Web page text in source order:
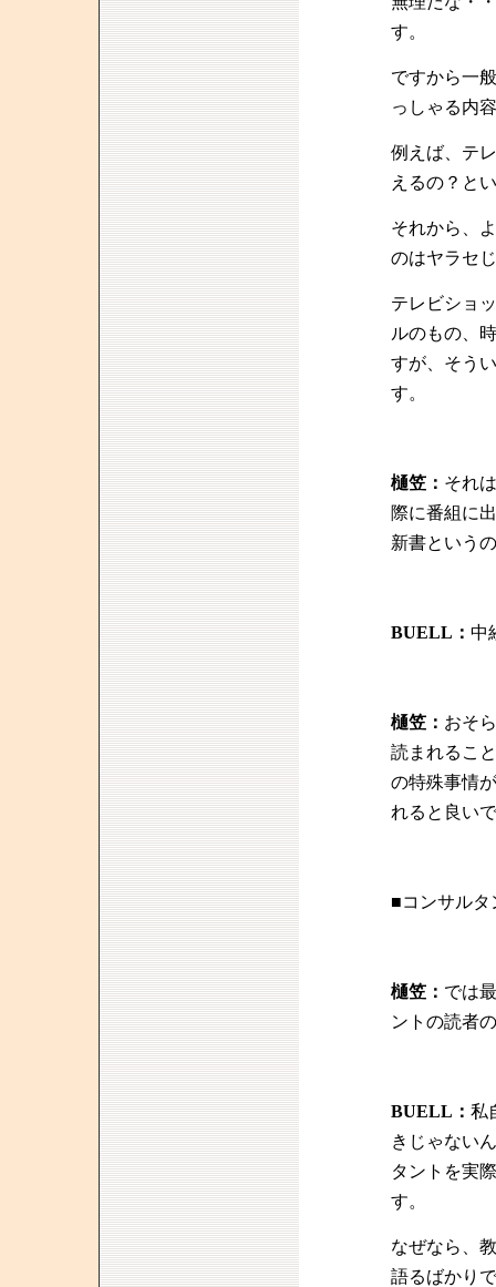
す。
ですから一
っしゃる内
例えば、テ
えるの？と
それから、
のはヤラセ
テレビショ
ルのもの、
すが、そう
す。
樋笠： それ
際に番組に
新書という
BUELL： 中
樋笠： おそ
読まれるこ
の特殊事情
れると良い
■コンサルタ
樋笠： では
ントの読者
BUELL： 私
きじゃない
タントを実
す。
なぜなら、
語るばかり